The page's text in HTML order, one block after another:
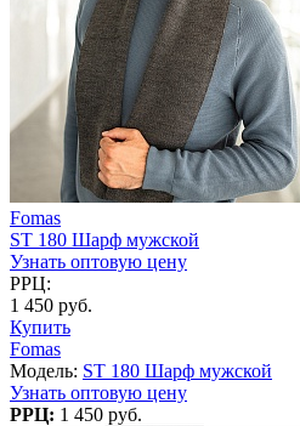
Fomas
ST 180 Шарф мужской
Узнать оптовую цену
РРЦ:
1 450 руб.
Купить
Fomas
Модель: ST 180 Шарф мужской
Узнать оптовую цену
РРЦ: 1 450 руб.